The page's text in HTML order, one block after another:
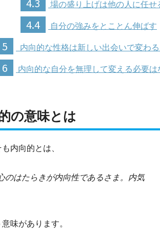
場の盛り上げは他の人に任せ
4.4 自分の強みをとことん伸ばす
5 内向的な性格は新しい出会いで変わる
6 内向的な自分を無理して変える必要は
の意味とは
内向的とは、
のはたらきが内向性であるさま。内気
味があります。